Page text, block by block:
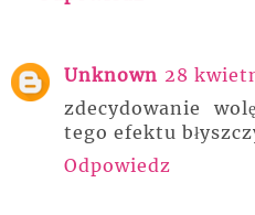
Unknown 28
zdecydowanie
tego efektu
Odpowiedz